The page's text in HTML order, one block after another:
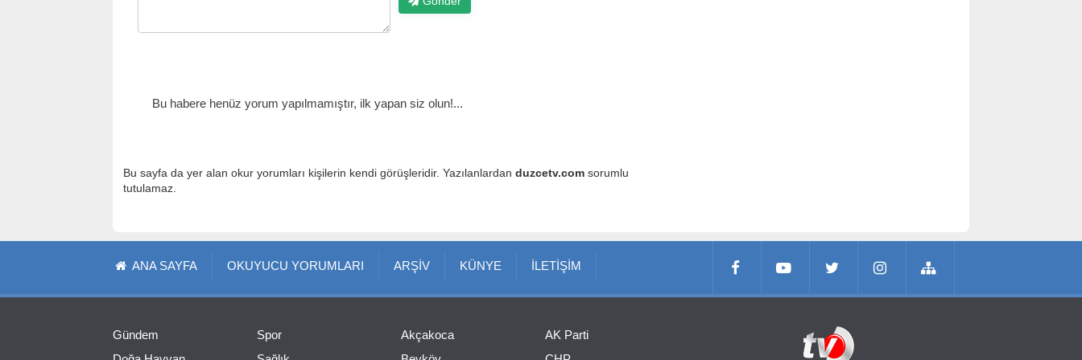
Bu habere henüz yorum yapılmamıştır, ilk yapan siz olun!...
Bu sayfa da yer alan okur yorumları kişilerin kendi görüşleridir. Yazılanlardan duzcetv.com sorumlu
tutulamaz.
ANA SAYFA OKUYUCU YORUMLARI ARŞİV KÜNYE İLETİŞİM
Gündem
Spor
Akçakoca
AK Parti